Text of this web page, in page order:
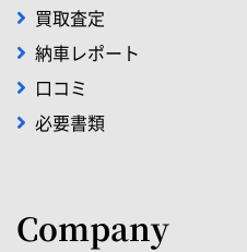
買取査定
納車レポート
口コミ
必要書類
Company